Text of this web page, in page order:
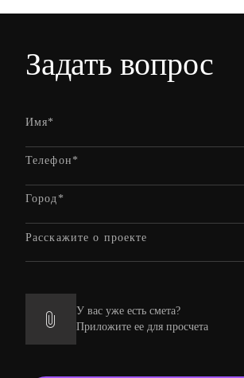
Задать вопрос
У вас уже есть смета?
Приложите ее для просчета